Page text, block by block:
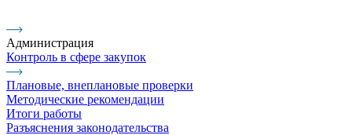
Администрация
Контроль в сфере закупок
Плановые, внеплановые проверки
Методические рекомендации
Итоги работы
Разъяснения законодательства